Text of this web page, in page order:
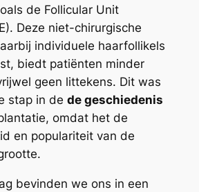
de Follicular Unit
Deze niet-chirurgische
individuele haarfollikels
biedt patiënten minder
geen littekens. Dit was
stap in de de geschiedenis
omdat het de
en populariteit van de
bevinden we ons in een